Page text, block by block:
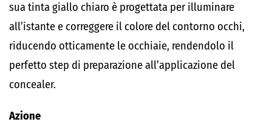
sua tinta giallo chiaro è progettata per illuminare
all’istante e correggere il colore del contorno occhi,
riducendo otticamente le occhiaie, rendendolo il
perfetto step di preparazione all’applicazione del
concealer.
Azione